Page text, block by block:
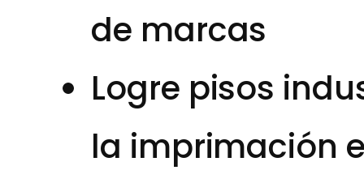
de marcas
Logre pisos
la imprimación